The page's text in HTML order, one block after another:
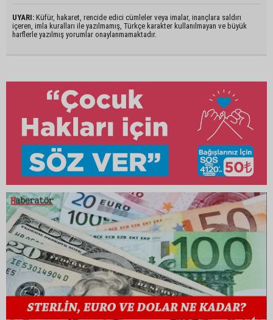
UYARI: Küfür, hakaret, rencide edici cümleler veya imalar, inançlara saldırı
içeren, imla kuralları ile yazılmamış, Türkçe karakter kullanılmayan ve büyük
harflerle yazılmış yorumlar onaylanmamaktadır.